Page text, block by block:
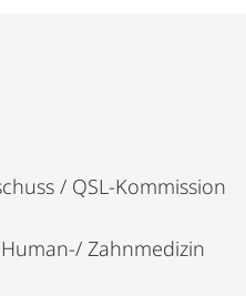
/ QSL-Kommission
Zahnmedizin